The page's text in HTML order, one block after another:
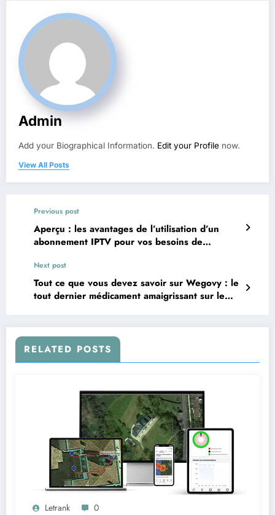
Admin
Add your Biographical Information. Edit your Profile now.
View All Posts
Previous post
Aperçu : les avantages de l’utilisation d’un
abonnement IPTV pour vos besoins de
Next post
Tout ce que vous devez savoir sur Wegovy : le
tout dernier médicament amaigrissant sur le
RELATED POSTS
Letrank 0